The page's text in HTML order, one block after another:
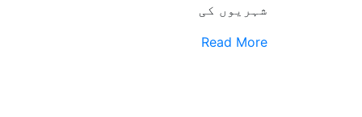
شہریوں کی
Read More